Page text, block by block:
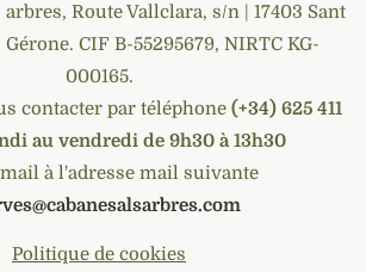
arbres, Route Vallclara, s/n | 17403 Sant
CIF B-55295679, NIRTC KG-
000165.
contacter par téléphone (+34) 625 411
au vendredi de 9h30 à 13h30
à l'adresse mail suivante
Politique de cookies